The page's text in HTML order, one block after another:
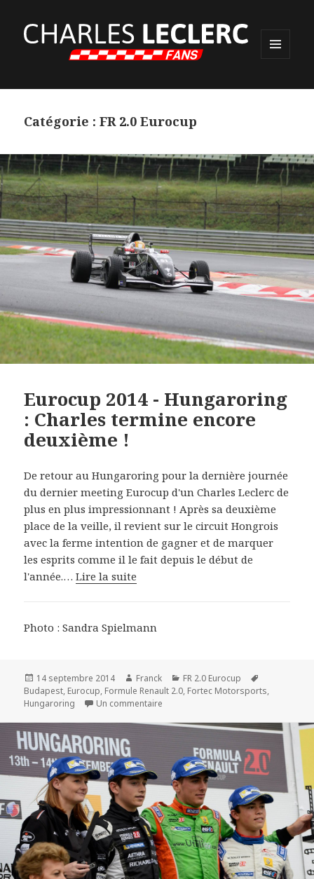
WIDGETS
Catégorie :FR 2.0 Eurocup
Eurocup 2014 - Hungaroring
: Charles termine encore
deuxième !
De retour au Hungaroring pour la dernière journée
du dernier meeting Eurocup d'un Charles Leclerc de
plus en plus impressionnant ! Après sa deuxième
place de la veille, il revient sur le circuit Hongrois
avec la ferme intention de gagner et de marquer
les esprits comme il le fait depuis le début de
l'année.…Lire la suite
Photo : Sandra Spielmann
Publié
le
14 septembre 2014 Auteur
Franck Catégories
FR 2.0 Eurocup
clés
Budapest, Eurocup, Formule Renault 2.0, Fortec Motorsports,
Hungaroring
Un commentaire